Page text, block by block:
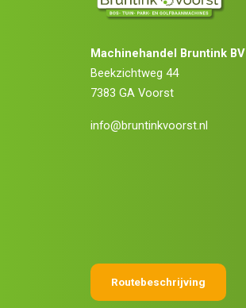
Machinehandel Bruntink BV
Beekzichtweg 44
7383 GA Voorst
info@bruntinkvoorst.nl
Routebeschrijving